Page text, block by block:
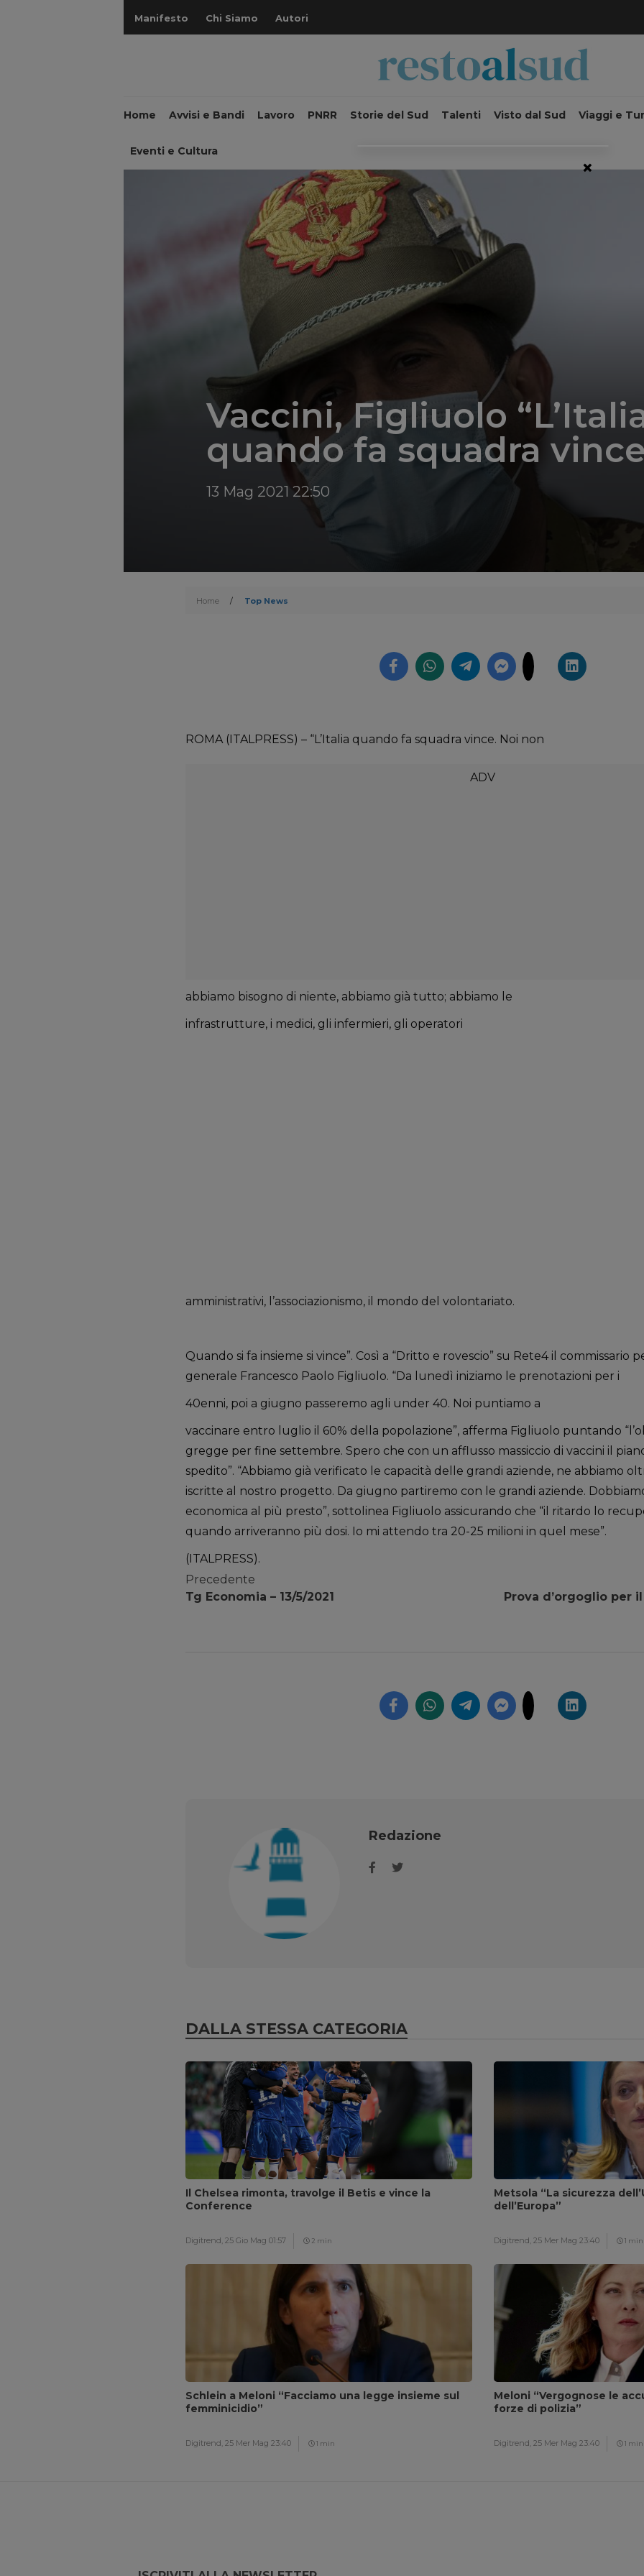
Manifesto Chi Siamo Autori
Home Avvisi e Bandi Lavoro PNRR Storie del Sud Talenti Visto dal Sud Viaggi e
Eventi e Cultura
Vaccini, Figliuolo
quando fa squadra
13 Mag 2021 22:50
Home / Top News
ROMA (ITALPRESS) – “L’Italia quando fa squadra vince. Noi non
abbiamo bisogno di niente, abbiamo già tutto; abbiamo le
infrastrutture, i medici, gli infermieri, gli operatori
amministrativi, l’associazionismo, il mondo del volontariato.
Quando si fa insieme si vince”. Così a “Dritto e rovescio” su Rete4 il commissario
generale Francesco Paolo Figliuolo. “Da lunedì iniziamo le prenotazioni per i
40enni, poi a giugno passeremo agli under 40. Noi puntiamo a
vaccinare entro luglio il 60% della popolazione”, afferma Figliuolo puntando
gregge per fine settembre. Spero che con un afflusso massiccio di vaccini il
spedito”. “Abbiamo già verificato le capacità delle grandi aziende, ne abbiamo
iscritte al nostro progetto. Da giugno partiremo con le grandi aziende.
economica al più presto”, sottolinea Figliuolo assicurando che “il ritardo lo
quando arriveranno più dosi. Io mi attendo tra 20-25 milioni in quel mese”.
(ITALPRESS).
Precedente
Tg Economia – 13/5/2021
Prova d’orgoglio per
Redazione
DALLA STESSA CATEGORIA
Il Chelsea rimonta, travolge il Betis e vince la
Conference
Digitrend, 25 Gio Mag 01:57 2 min
Metsola “La sicurezza
dell’Europa”
Digitrend, 25 Mer Mag 23:40 1 min
Schlein a Meloni “Facciamo una legge insieme sul
femminicidio”
Digitrend, 25 Mer Mag 23:40 1 min
Meloni “Vergognose le
forze di polizia”
Digitrend, 25 Mer Mag 23:40 1 min
×